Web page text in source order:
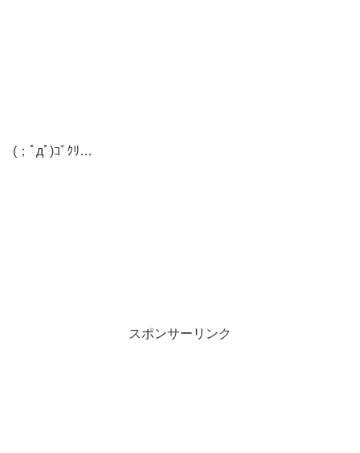
(；ﾟдﾟ)ｺﾞｸﾘ…
スポンサーリンク